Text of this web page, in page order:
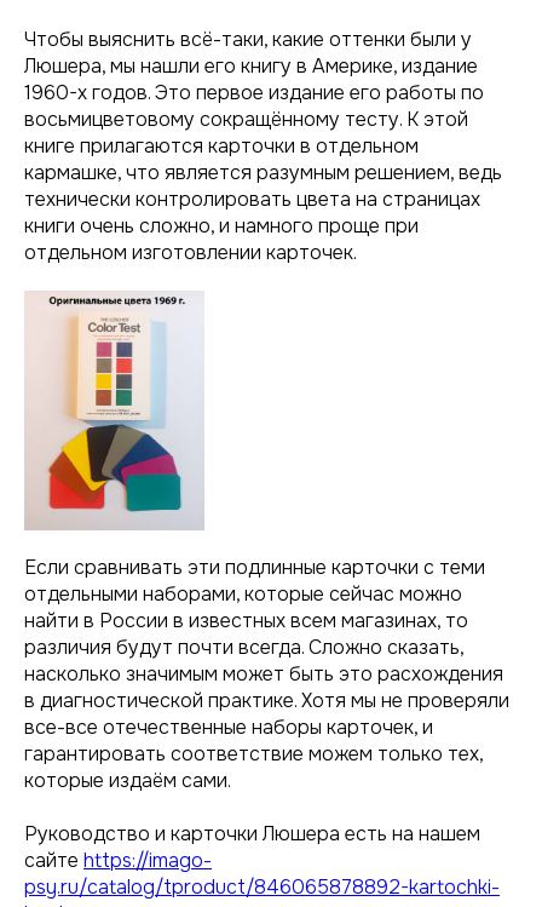
Чтобы выяснить всё-таки, какие оттенки были у
Люшера, мы нашли его книгу в Америке, издание
1960-х годов. Это первое издание его работы по
восьмицветовому сокращённому тесту. К этой
книге прилагаются карточки в отдельном
кармашке, что является разумным решением, ведь
технически контролировать цвета на страницах
книги очень сложно, и намного проще при
отдельном изготовлении карточек.
Если сравнивать эти подлинные карточки с теми
отдельными наборами, которые сейчас можно
найти в России в известных всем магазинах, то
различия будут почти всегда. Сложно сказать,
насколько значимым может быть это расхождения
в диагностической практике. Хотя мы не проверяли
все-все отечественные наборы карточек, и
гарантировать соответствие можем только тех,
которые издаём сами.
Руководство и карточки Люшера есть на нашем
сайте https://imago-
psy.ru/catalog/tproduct/846065878892-kartochki-